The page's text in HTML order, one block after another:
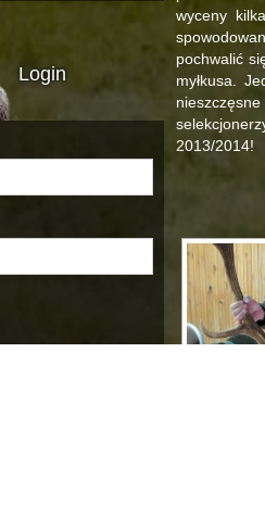
Login
wyceny
pochwalić
myłkusa.
2013/2014!